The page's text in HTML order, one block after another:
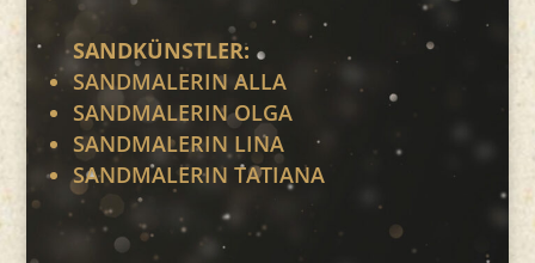
SANDKÜNSTLER:
SANDMALERIN ALLA
SANDMALERIN OLGA
SANDMALERIN LINA
SANDMALERIN TATIANA